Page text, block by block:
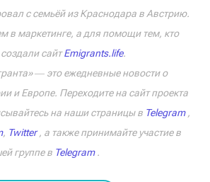
с семьёй из Краснодара в Австрию.
в маркетинге, а для помощи тем, кто
сайтEmigrants.life.
― это ежедневные новости о
и Европе. Переходите на сайт проекта
на наши страницы в Telegram,
, Twitter, а также принимайте участие в
группе в Telegram.